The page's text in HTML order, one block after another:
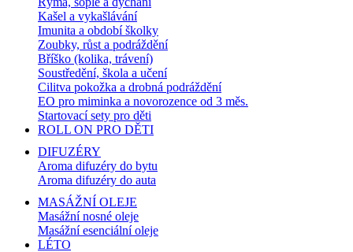
Kašel a vykašlávání
Imunita a období školky
Zoubky, růst a podráždění
Bříško (kolika, trávení)
Soustředění, škola a učení
Cilitva pokožka a drobná podráždění
EO pro miminka a novorozence od 3 měs.
Startovací sety pro děti
ROLL ON PRO DĚTI
DIFUZÉRY
Aroma difuzéry do bytu
Aroma difuzéry do auta
MASÁŽNÍ OLEJE
Masážní nosné oleje
Masážní esenciální oleje
LÉTO